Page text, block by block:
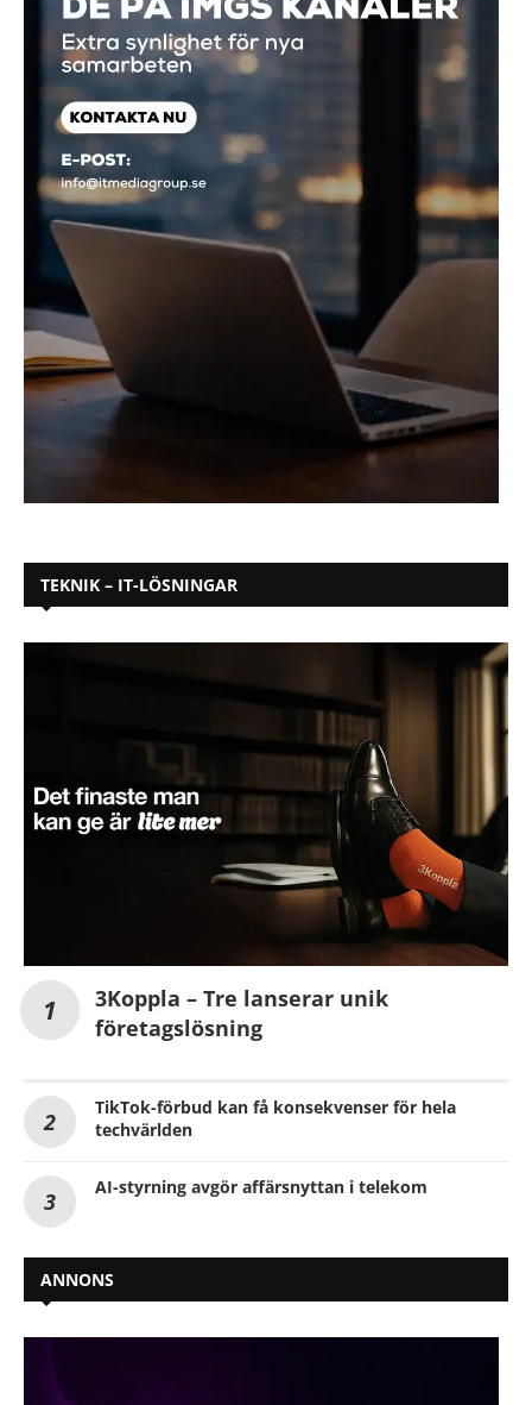
TEKNIK – IT-LÖSNINGAR
3Koppla – Tre lanserar unik
företagslösning
TikTok-förbud kan få konsekvenser för hela
techvärlden
AI-styrning avgör affärsnyttan i telekom
ANNONS